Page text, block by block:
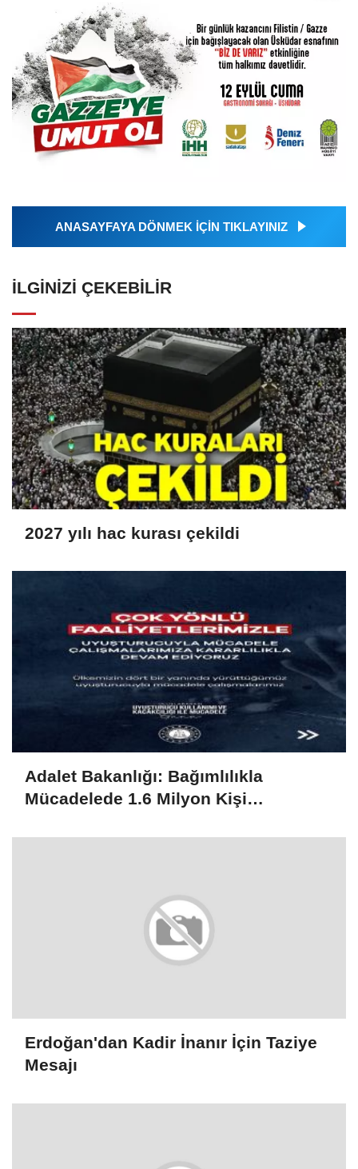
ANASAYFAYA DÖNMEK İÇİN TIKLAYINIZ
İLGINIZI ÇEKEBILIR
2027 yılı hac kurası çekildi
Adalet Bakanlığı: Bağımlılıkla
Mücadelede 1.6 Milyon Kişi
Erdoğan'dan Kadir İnanır İçin Taziye
Mesajı